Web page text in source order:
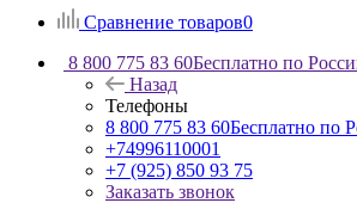
Сравнение товаров0
8 800 775 83 60Бесплатно по
Назад
Телефоны
8 800 775 83 60Бесплатно по
+74996110001
+7 (925) 850 93 75
Заказать звонок